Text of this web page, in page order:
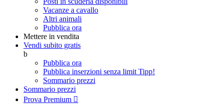
Vacanze a cavallo
Altri animali
Pubblica ora
Mettere in vendita
Vendi subito gratis
b
Pubblica ora
Pubblica inserzioni senza limit Tipp!
Sommario prezzi
Sommario prezzi
Prova Premium 